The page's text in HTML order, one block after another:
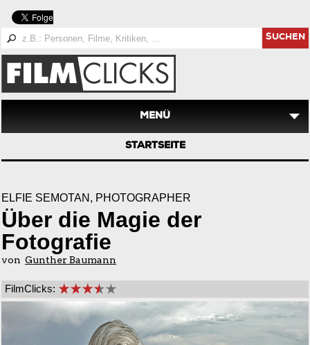
SUCHEN
MENÜ
STARTSEITE
ELFIE SEMOTAN, PHOTOGRAPHER
Über die Magie der
Fotografie
von Gunther Baumann
FilmClicks: